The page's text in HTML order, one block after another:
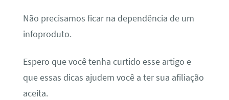
Não precisamos ficar na dependência de um
infoproduto.
Espero que você tenha curtido esse artigo e
que essas dicas ajudem você a ter sua afiliação
aceita.